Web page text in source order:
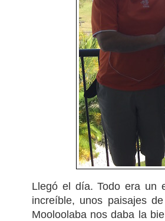
Llegó el día. Todo era un
increíble, unos paisajes
Mooloolaba nos daba la